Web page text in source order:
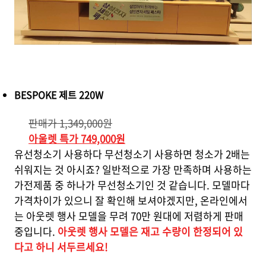
BESPOKE 제트 220W
판매가 1,349,000원
아울렛 특가 749,000원
유선청소기 사용하다 무선청소기 사용하면 청소가 2배는
쉬워지는 것 아시죠? 일반적으로 가장 만족하며 사용하는
가전제품 중 하나가 무선청소기인 것 같습니다. 모델마다
가격차이가 있으니 잘 확인해 보셔야겠지만, 온라인에서
는 아웃렛 행사 모델을 무려 70만 원대에 저렴하게 판매
중입니다. 아웃렛 행사 모델은 재고 수량이 한정되어 있
다고 하니 서두르세요!